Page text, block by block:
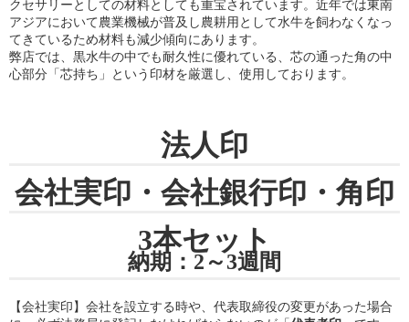
クセサリーとしての材料としても重宝されています。近年では東南
アジアにおいて農業機械が普及し農耕用として水牛を飼わなくなっ
てきているため材料も減少傾向にあります。
弊店では、黒水牛の中でも耐久性に優れている、芯の通った角の中
心部分「芯持ち」という印材を厳選し、使用しております。
法人印
会社実印・会社銀行印・角印
3本セット
納期：2～3週間
【会社実印】会社を設立する時や、代表取締役の変更があった場合